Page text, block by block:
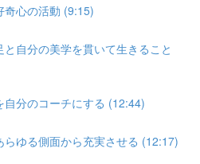
心の活動 (9:15)
自分の美学を貫いて生きること
分のコーチにする (12:44)
ゆる側面から充実させる (12:17)